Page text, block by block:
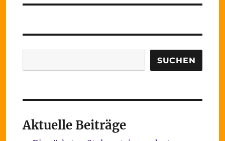
SUCHEN
Aktuelle Beiträge